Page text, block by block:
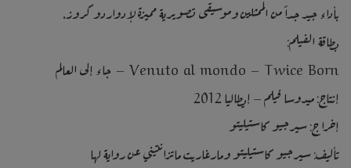
بأداء جيد جداً من الممثلين وموسيقى تصويرية مميزة لإدواردو كروز.
بطاقة الفيلم:
Venuto al mondo – Twice Born – جاء إلى العالم
إنتاج: ميدوسا فيلم – إيطاليا 2012
إخراج: سيرجيو كاستيليتو
تأليف: سيرجيو كاستيليتو ومارغاريت ماتزانتيني عن رواية لها